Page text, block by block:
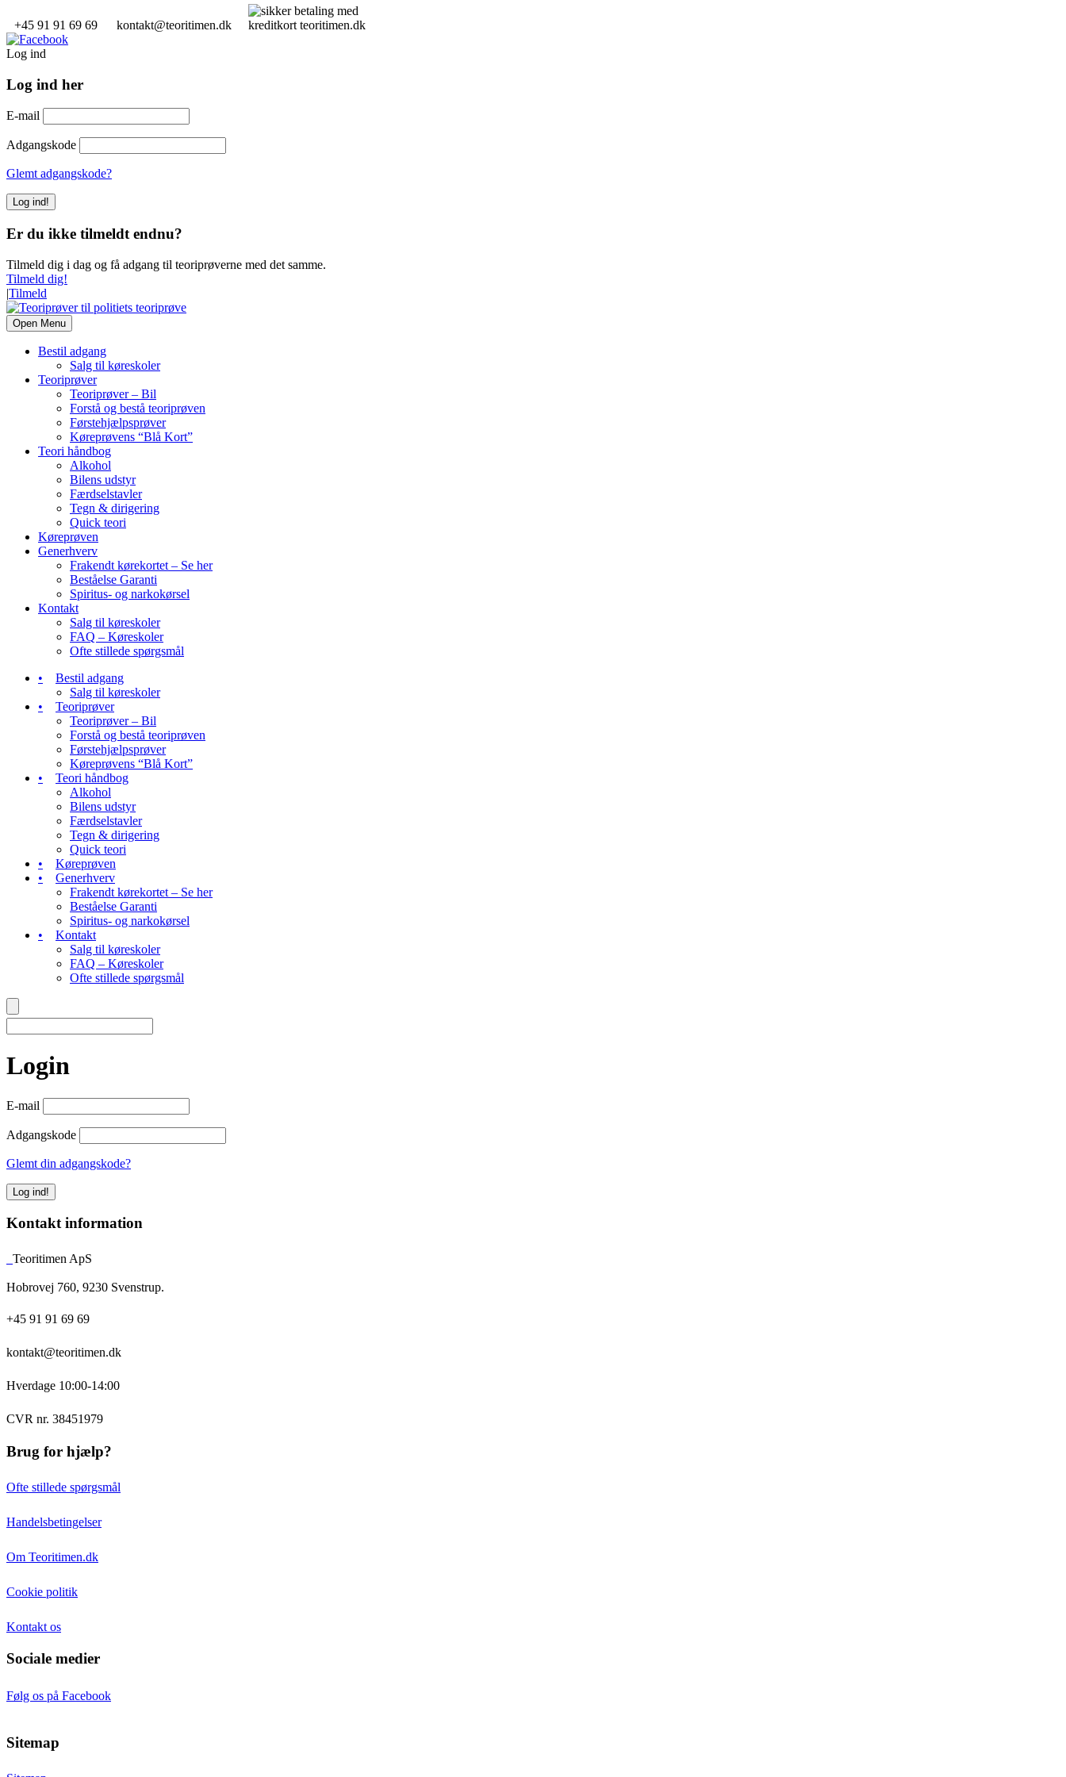
+45 91 91 69 69 kontakt@teoritimen.dk
Log ind
Log ind her
E-mail
Adgangskode
Glemt adgangskode?
Er du ikke tilmeldt endnu?
Tilmeld dig i dag og få adgang til teoriprøverne med det samme.
Tilmeld dig!
|Tilmeld
Open Menu
Bestil adgang
Salg til køreskoler
Teoriprøver
Teoriprøver – Bil
Forstå og bestå teoriprøven
Førstehjælpsprøver
Køreprøvens “Blå Kort”
Teori håndbog
Alkohol
Bilens udstyr
Færdselstavler
Tegn & dirigering
Quick teori
Køreprøven
Generhverv
Frakendt kørekortet – Se her
Beståelse Garanti
Spiritus- og narkokørsel
Kontakt
Salg til køreskoler
FAQ – Køreskoler
Ofte stillede spørgsmål
Bestil adgang
Salg til køreskoler
Teoriprøver
Teoriprøver – Bil
Forstå og bestå teoriprøven
Førstehjælpsprøver
Køreprøvens “Blå Kort”
Teori håndbog
Alkohol
Bilens udstyr
Færdselstavler
Tegn & dirigering
Quick teori
Køreprøven
Generhverv
Frakendt kørekortet – Se her
Beståelse Garanti
Spiritus- og narkokørsel
Kontakt
Salg til køreskoler
FAQ – Køreskoler
Ofte stillede spørgsmål
Login
E-mail
Adgangskode
Glemt din adgangskode?
Kontakt information
Teoritimen ApS
Hobrovej 760, 9230 Svenstrup.
+45 91 91 69 69
kontakt@teoritimen.dk
Hverdage 10:00-14:00
CVR nr. 38451979
Brug for hjælp?
Ofte stillede spørgsmål
Handelsbetingelser
Om Teoritimen.dk
Cookie politik
Kontakt os
Sociale medier
Følg os på Facebook
Sitemap